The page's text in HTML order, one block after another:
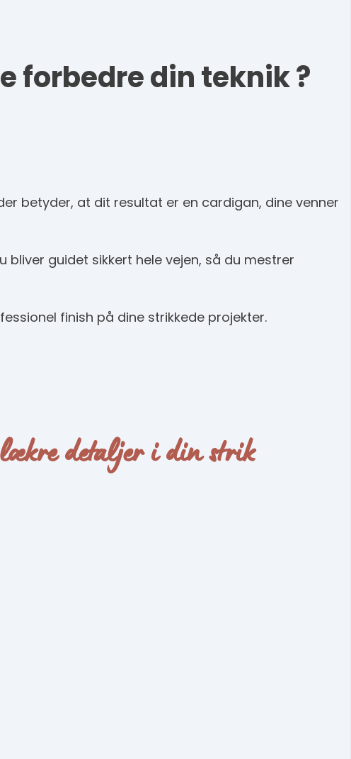
forbedre din teknik ?
betyder, at dit resultat er en cardigan, dine venner
bliver guidet sikkert hele vejen, så du mestrer
finish på dine strikkede projekter.
detaljer i din strik